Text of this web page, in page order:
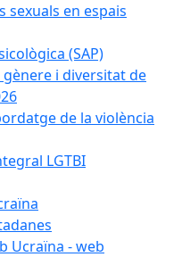
sexuals en espais
(SAP)
i diversitat de
de la violència
LGTBI
Ucraïna - web